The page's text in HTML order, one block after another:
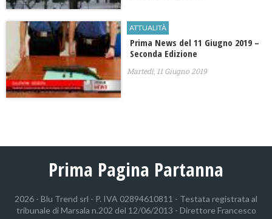
ATTUALITÀ
Prima News del 11 Giugno 2019 –
Seconda Edizione
Martedì, 11 Giugno 2019
Prima Pagina Partanna
2026 - Blu Trend srl - P. IVA 02894610811 - Testata registrata al
tribunale di Marsala n.202 del 12/06/2013 - Direttore Francesco